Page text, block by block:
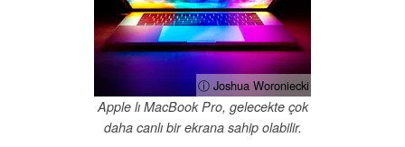
ⓘ Joshua Woroniecki
Apple lı MacBook Pro, gelecekte çok
daha canlı bir ekrana sahip olabilir.